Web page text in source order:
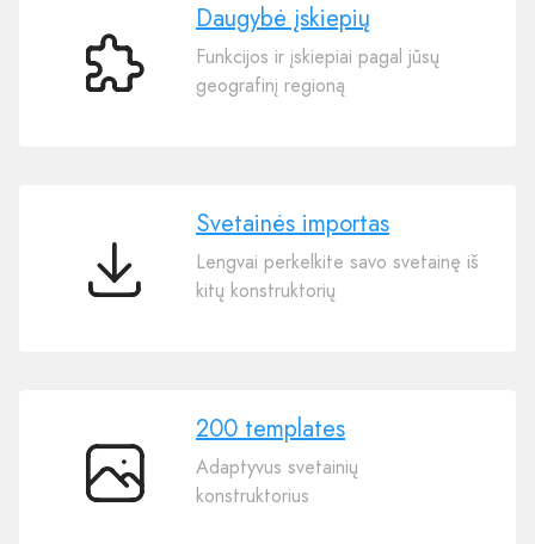
Daugybė
Daugybė įskiepių
Funkcijos ir įskiepiai pagal jūsų
geografinį regioną
Svetainės
Svetainės importas
Lengvai perkelkite savo svetainę iš
kitų konstruktorių
200
200 templates
Adaptyvus svetainių
konstruktorius